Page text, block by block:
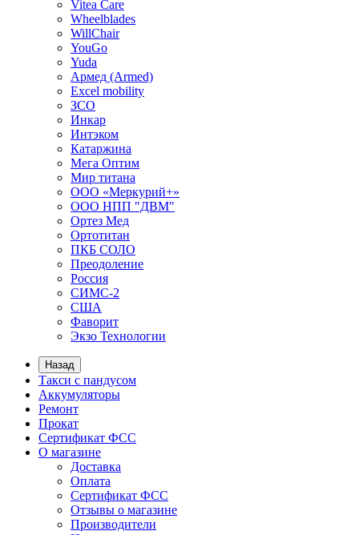
Vitea Care
Wheelblades
WillChair
YouGo
Yuda
Армед (Armed)
Еxcel mobility
ЗСО
Инкар
Интэком
Катаржина
Мега Оптим
Мир титана
ООО «Меркурий+»
ООО НПП "ДВМ"
Ортез Мед
Ортотитан
ПКБ СОЛО
Преодоление
Россия
СИМС-2
США
Фаворит
Экзо Технологии
Назад
Такси с пандусом
Аккумуляторы
Ремонт
Прокат
Сертификат ФСС
О магазине
Доставка
Оплата
Сертификат ФСС
Отзывы о магазине
Производители